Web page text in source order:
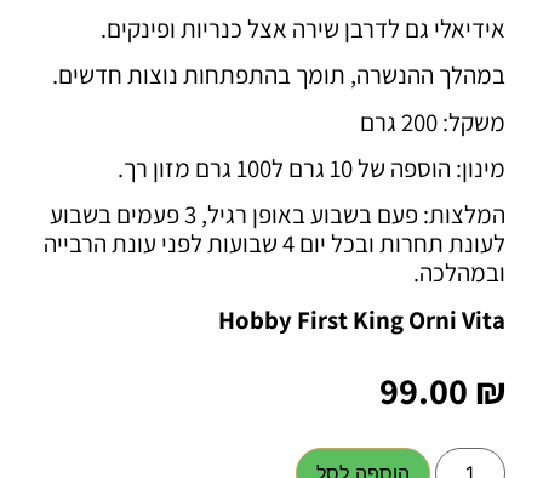
אידיאלי גם לדרבן שירה אצל כנריות ופינקים.
במהלך ההנשרה, תומך בהתפתחות נוצות חדשים.
משקל: 200 גרם
מינון: הוספה של 10 גרם ל100 גרם מזון רך.
המלצות: פעם בשבוע באופן רגיל, 3 פעמים בשבוע
לעונת תחרות ובכל יום 4 שבועות לפני עונת הרבייה
ובמהלכה.
Hobby First King Orni Vita
99.00 ₪
הוספה לסל